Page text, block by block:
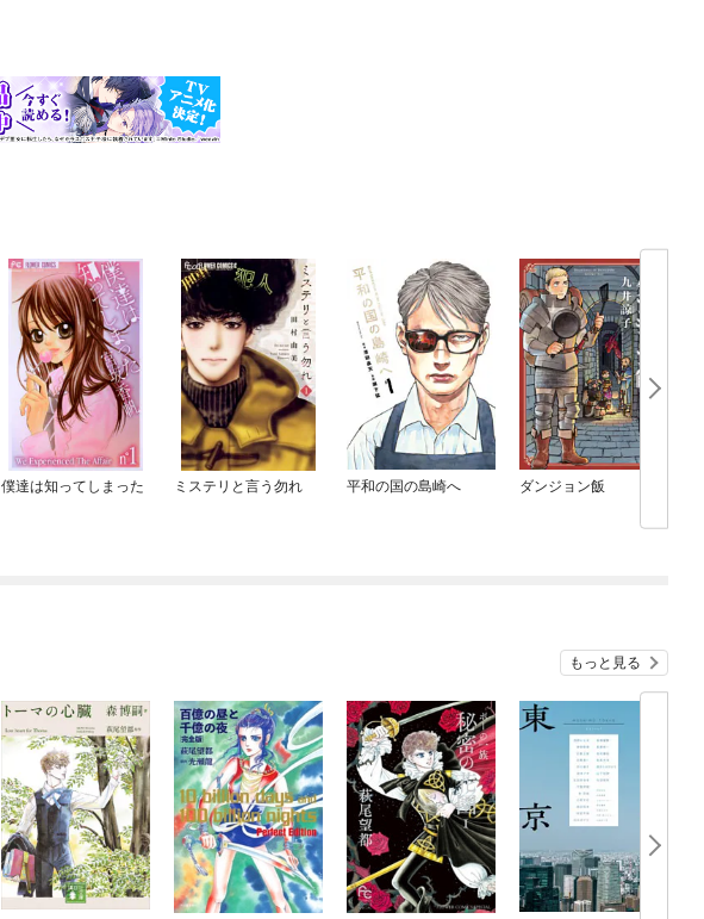
僕達は知ってしまった ミステリと言う勿れ 平和の国の島崎へ ダンジョン飯
もっと見る